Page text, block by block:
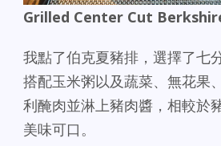
Grilled Center Cut
我點了伯克夏豬排，選擇了七
搭配玉米粥以及蔬菜、無花果
利醃肉並淋上豬肉醬，相較於
美味可口。